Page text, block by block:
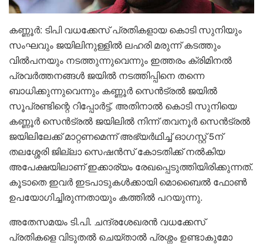
കണ്ണൂർ: ടിപി വധക്കേസ് പ്രതികളായ കൊടി സുനിയും
സംഘവും ജയിലിനുള്ളിൽ ലഹരി മരുന്ന് കടത്തും
വിൽപനയും നടത്തുന്നുവെന്നും ഇത്തരം ക്രിമിനൽ
പ്രവർത്തനങ്ങൾ ജയിൽ നടത്തിപ്പിനെ തന്നെ
ബാധിക്കുന്നുവെന്നും കണ്ണൂർ സെൻട്രൽ ജയിൽ
സൂപ്രണ്ടിന്റെ റിപ്പോർട്ട്. അതിനാൽ കൊടി സുനിയെ
കണ്ണൂർ സെൻട്രൽ ജയിലിൽ നിന്ന് തവനൂർ സെൻട്രൽ
ജയിലിലേക്ക് മാറ്റണമെന്ന് അഭ്യർഥിച്ച് ഓഗസ്റ്റ് 5ന്
തലശ്ശേരി ജില്ലാ സെഷൻസ് കോടതിക്ക് നൽകിയ
അപേക്ഷയിലാണ് ഇക്കാര്യം രേഖപ്പെടുത്തിയിരിക്കുന്നത്.
കൂടാതെ ഇവർ ഇടപാടുകൾക്കായി മൊബൈൽ ഫോൺ
ഉപയോഗിച്ചിരുന്നതായും കത്തിൽ പറയുന്നു.
അതേസമയം ടി.പി. ചന്ദ്രശേഖരൻ വധക്കേസ്
പ്രതികളെ വിടുതൽ ചെയ്താൽ പ്രശ്നം ഉണ്ടാകുമോ